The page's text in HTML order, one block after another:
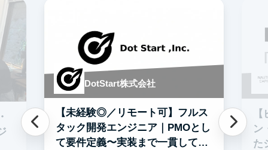
DotStart株式会社
【未経験◎／リモート可】フルス
タック開発エンジニア｜PMOとし
て要件定義〜実装まで一貫して担
ン
た